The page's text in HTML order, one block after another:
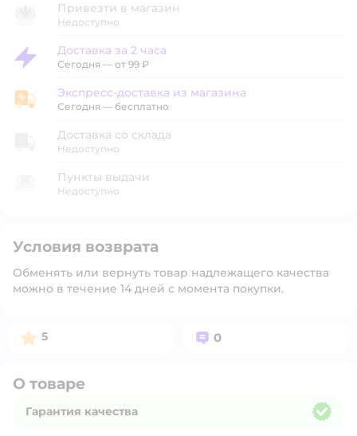
Привезти в магазин
Недоступно
Доставка за 2 часа
Доставка за 2 часа
Сегодня — от 99 ₽
Экспресс-доставка из магазина
Экспресс-доставка из магазина
Сегодня — бесплатно
Доставка со склада
Недоступно
Пункты выдачи
Недоступно
Условия возврата
Обменять или вернуть товар надлежащего качества
можно в течение 14 дней с момента покупки.
Рейтинг:
5 Вопросов:
0
О товаре
Гарантия качества